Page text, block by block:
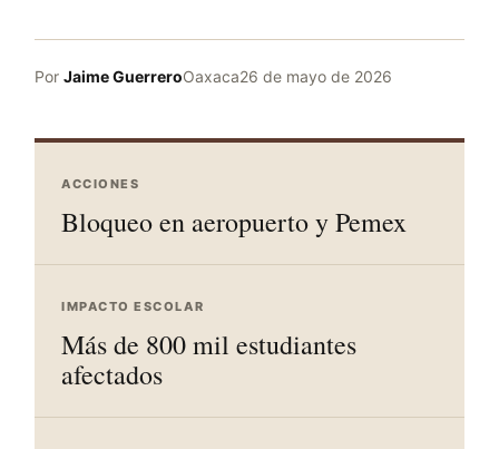
Por Jaime GuerreroOaxaca26 de mayo de 2026
ACCIONES
Bloqueo en aeropuerto y Pemex
IMPACTO ESCOLAR
Más de 800 mil estudiantes
afectados